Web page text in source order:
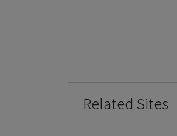
Related Sites